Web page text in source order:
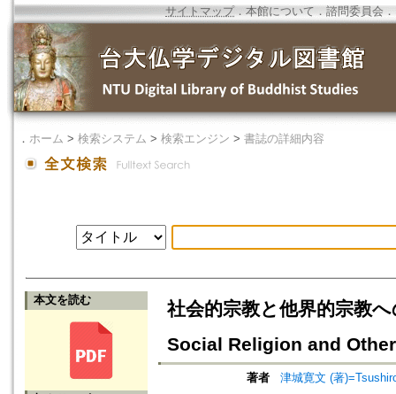
サイトマップ．本館について ． 諮問委員会 ．
． ホーム > 検索システム > 検索エンジン > 書誌の詳細内容
本文を読む
社会的宗教と他界的宗教
Social Religion and
著者
津城寛文 (著